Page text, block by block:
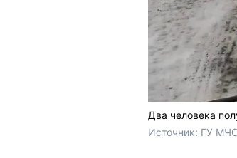
Два человека
Источник: ГУ